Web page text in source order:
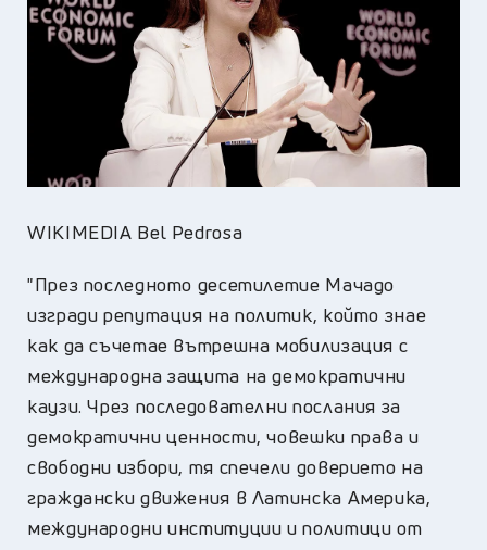
WIKIMEDIA Bel Pedrosa
"През последното десетилетие Мачадо
изгради репутация на политик, който знае
как да съчетае вътрешна мобилизация с
международна защита на демократични
каузи. Чрез последователни послания за
демократични ценности, човешки права и
свободни избори, тя спечели доверието на
граждански движения в Латинска Америка,
международни институции и политици от